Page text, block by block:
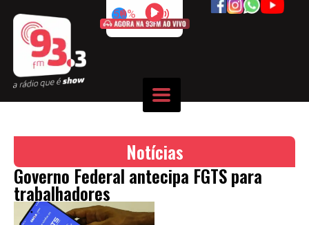
50%
Notícias
Governo Federal antecipa FGTS para
trabalhadores